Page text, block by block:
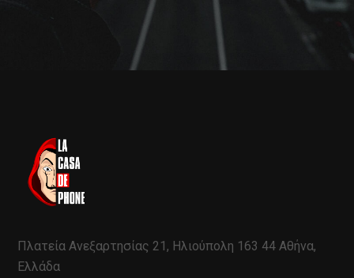
Πλατεία Ανεξαρτησίας 21, Ηλιούπολη 163 44 Αθήνα,
Ελλάδα